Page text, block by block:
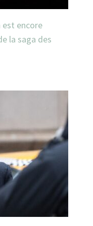
encore
la saga des